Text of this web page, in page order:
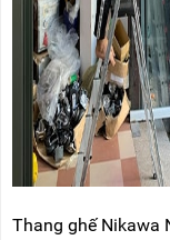
Thang ghế Nikawa